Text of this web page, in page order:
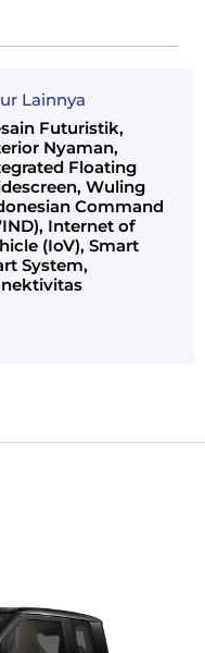
Lainnya
Futuristik,
Nyaman,
Floating
Wuling
Command
Internet of
(IoV), Smart
System,